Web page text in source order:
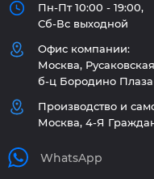
Пн-Пт 10:00 - 19:00,
Сб-Вс выходной
Офис компании:
Москва, Русаковская
б-ц Бородино Плаза
Производство и
Москва, 4-Я
WhatsApp